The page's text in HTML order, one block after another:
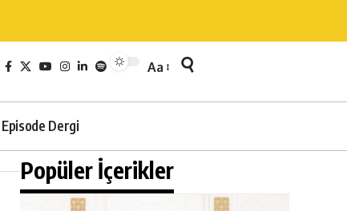
Aa
Episode Dergi
Popüler İçerikler